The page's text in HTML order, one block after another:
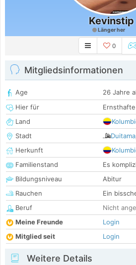
Kevinstip
Länger her
0
Mitgliedsinformationen
Age
26 Jahre
Hier für
Land
Stadt
Duitama
Herkunft
Familienstand
Es
Bildungsniveau
Abitur
Rauchen
Ein
Beruf
Nicht
Meine Freunde
Login
Mitglied seit
Login
Weitere Details